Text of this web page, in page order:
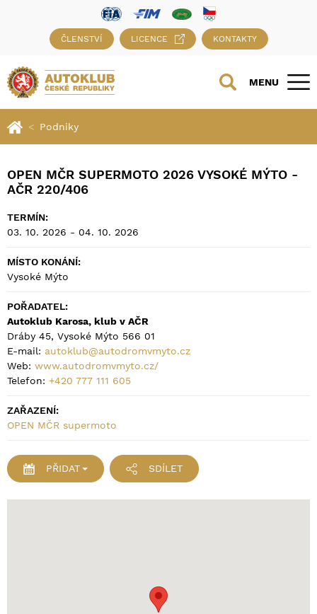
ČLENSTVÍ LICENCE KONTAKTY
MENU
Podniky
OPEN MČR SUPERMOTO 2026 VYSOKÉ MÝTO -
AČR 220/406
TERMÍN:
03. 10. 2026 - 04. 10. 2026
MÍSTO KONÁNÍ:
Vysoké Mýto
POŘADATEL:
Autoklub Karosa, klub v AČR
Dráby 45, Vysoké Mýto 566 01
E-mail: autoklub@autodromvmyto.cz
Web: www.autodromvmyto.cz/
Telefon: +420 777 111 605
ZAŘAZENÍ:
OPEN MČR supermoto
PŘIDAT SDÍLET